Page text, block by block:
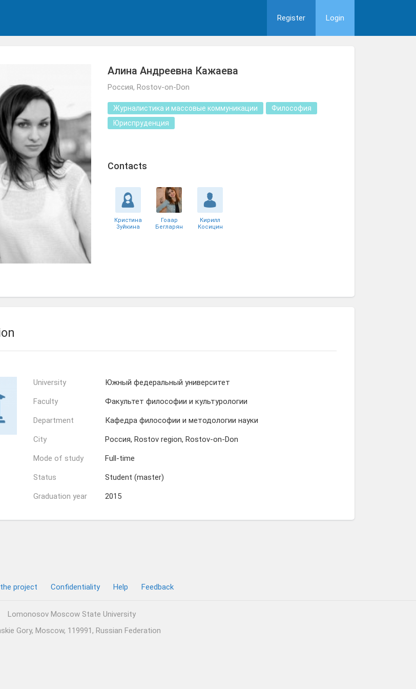
Register Login
Алина Андреевна Кажаева
Россия, Rostov-on-Don
Журналистика и массовые коммуникации
Философия
Юриспруденция
Сontacts
Кристина
Зуйкина
Гоаар
Бегларян
Кирилл
Косицин
University Южный федеральный университет
Faculty Факультет философии и культурологии
Department Кафедра философии и методологии науки
City Россия, Rostov region, Rostov-on-Don
Mode of study Full-time
Status Student (master)
Graduation year 2015
project Confidentiality Help Feedback
Lomonosov Moscow State University
Gory, Moscow, 119991, Russian Federation